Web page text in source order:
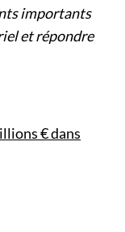
importants
et répondre
€ dans